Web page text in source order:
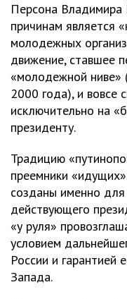
Персона Владимира
причинам является
молодежных
движение, ставшее
«молодежной ниве»
2000 года), и вовсе
исключительно на
президенту.
Традицию
преемники
созданы именно
действующего
«у руля»
условием
России и
Запада.